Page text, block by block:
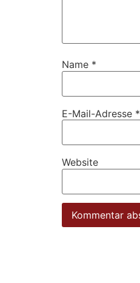
Name *
E-Mail-Adresse *
Website